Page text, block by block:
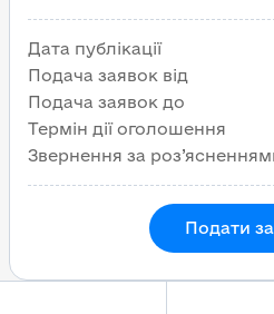
Дата публікації
Подача заявок від
Подача заявок до
Термін дії оголошення
Звернення за
Подати